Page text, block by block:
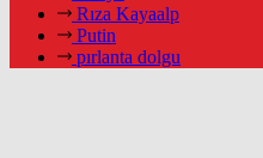
Rıza Kayaalp
Putin
pırlanta dolgu